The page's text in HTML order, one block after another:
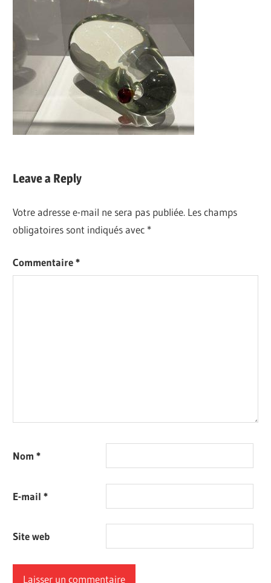
Leave a Reply
Votre adresse e-mail ne sera pas publiée. Les champs
obligatoires sont indiqués avec *
Commentaire*
Nom*
E-mail*
Site web